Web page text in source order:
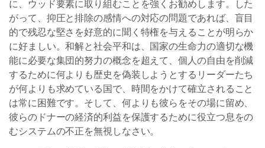
に、ウッド要素に取り組むことを強くお勧めします。した
がって、抑圧と排除の感情への対応の問題であれば、盲目
的で残忍な堅さを好意的に聞く特権を与えることが明らか
に好ましい。和解と社会平和は、国家の生命力の適切な機
能に必要な集団的努力の概念を超えて、個人の自由を削減
するために何よりも歴史を偽装しようとするリーダーたち
が何よりも求めている国で、時間をかけて確立されること
は常に困難です。そして、何よりも彼らをその場に留め、
彼らのドナーの経済的利益を保護するために役立つ息をの
むシステムの不正を無視しなさい。